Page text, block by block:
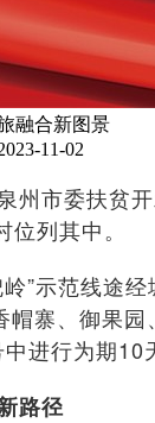
融合新图景
11-02
州市委扶贫
列其中。
”示范线途
帽寨、御果
进行为期
路径